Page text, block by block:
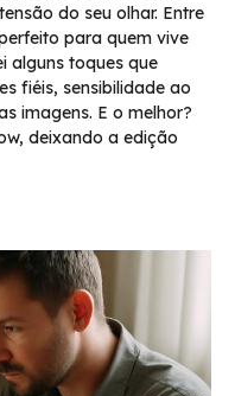
do seu olhar. Entre
para quem vive
alguns toques que
fiéis, sensibilidade ao
imagens. E o melhor?
deixando a edição